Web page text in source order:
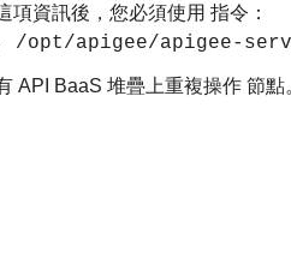
項資訊後，您必須使用 指令：
/opt/apigee/apigee-
API BaaS 堆疊上重複操作 節點